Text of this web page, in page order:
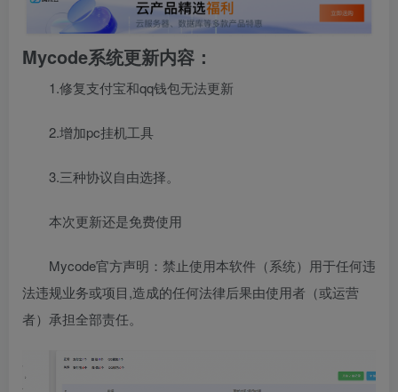
Mycode系统更新内容：
1.修复支付宝和qq钱包无法更新
2.增加pc挂机工具
3.三种协议自由选择。
本次更新还是免费使用
Mycode官方声明：禁止使用本软件（系统）用于任何违
法违规业务或项目,造成的任何法律后果由使用者（或运营
者）承担全部责任。